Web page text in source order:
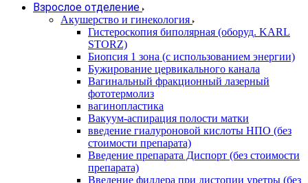
Взрослое отделение
Акушерство и гинекология
Гистероскопия биполярная (оборуд. KARL
STORZ)
Биопсия 1 зона (с использованием энергии)
Бужирование цервикального канала
Вагинальный фракционный лазерный
фототермолиз
вагинопластика
Вакуум-аспирация полости матки
введение гиалуроновой кислоты НПО (без
стоимости препарата)
Введение препарата Диспорт (без стоимости
препарата)
Введение филлера при дистопии уретры (без